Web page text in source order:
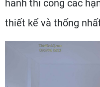
hành thi công các
thiết kế và thống